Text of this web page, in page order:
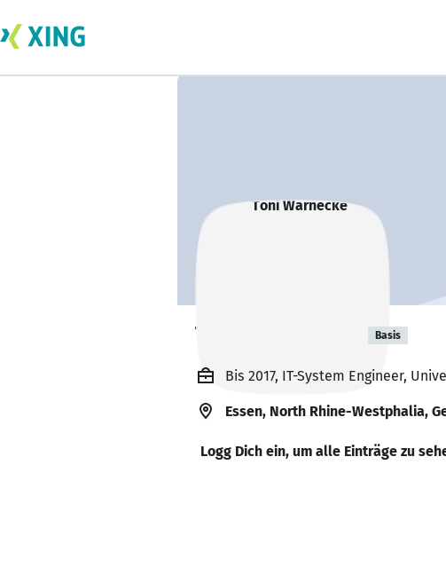
Toni Warnecke Basis
Bis 2017, IT-System Engineer,
Essen, North Rhine-Westphalia,
Logg Dich ein, um alle Einträge zu